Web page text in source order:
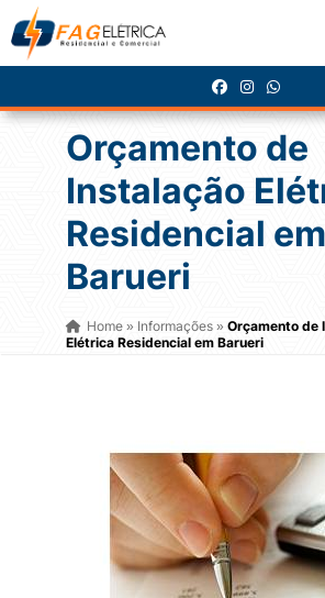
Orçamento de
Instalação
Residencial em
Barueri
Home» Informações » Orçamento de
Elétrica Residencial em Barueri